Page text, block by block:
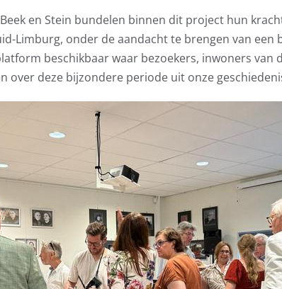
en Stein bundelen binnen dit project hun
Limburg, onder de aandacht te brengen van een
beschikbaar waar bezoekers, inwoners van
over deze bijzondere periode uit onze